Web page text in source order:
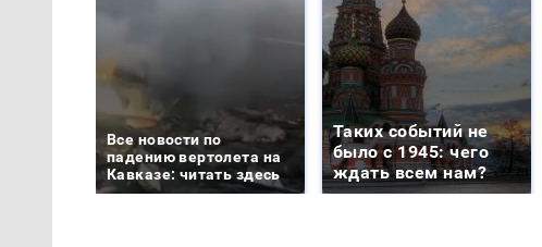
Все новости по
падению вертолета на
Кавказе: читать здесь
Таких событий не
было с 1945: чего
ждать всем нам?